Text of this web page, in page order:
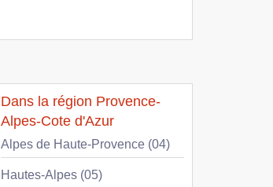
Dans la région Provence-
Alpes-Cote d'Azur
Alpes de Haute-Provence (04)
Hautes-Alpes (05)